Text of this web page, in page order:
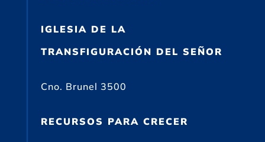
IGLESIA DE LA
TRANSFIGURACIÓN DEL SEÑOR
Cno. Brunel 3500
RECURSOS PARA CRECER